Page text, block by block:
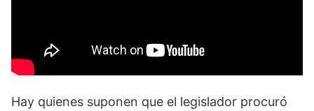
Hay quienes suponen que el legislador procuró